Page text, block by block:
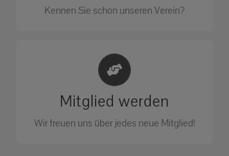
Kennen Sie schon unseren Verein?
Mitglied werden
Wir freuen uns über jedes neue Mitglied!
Jetzt Mitglied werden
Unterstützen Sie unseren Verein als
Mitglied.
MITGLIED WERDEN